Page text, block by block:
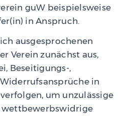
guW beispielsweise
in Anspruch.
ausgesprochenen
Verein zunächst aus,
Beseitigungs-,
in
um unzulässige
wettbewerbswidrige